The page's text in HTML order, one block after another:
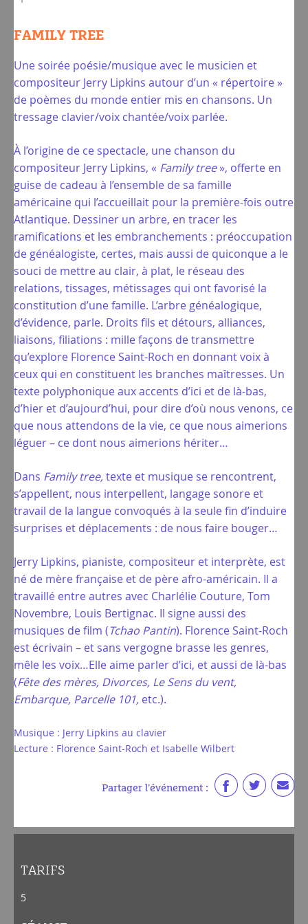
FAMILY TREE
Une soirée poésie/musique avec le musicien et
compositeur Jerry Lipkins autour d’un « répertoire »
de poèmes du monde entier mis en chansons. Un
tressage clavier/voix chantée/voix parlée.
À l’origine de ce spectacle, une chanson du
compositeur Jerry Lipkins, « Family tree», offerte en
guise de cadeau à l’ensemble de sa famille
américaine qui l’accueillait pour la première-fois outre
Atlantique. Dessiner un arbre, en tracer les
ramifications et les embranchements : préoccupation
de généalogiste, certes, mais aussi de quiconque a le
souci de mettre au clair, à plat, le réseau des
relations, tissages, métissages qui ont favorisé la
constitution d’une famille. L’arbre généalogique,
d’évidence, parle. Droits fils et détours, alliances,
liaisons, filiations : mille façons de transmettre
qu’explore Florence Saint-Roch en donnant voix à
ceux qui en constituent les branches maîtresses. Un
texte polyphonique aux accents d’ici et de là-bas,
d’hier et d’aujourd’hui, pour dire d’où nous venons, ce
que nous attendons de la vie, ce que nous aimerions
léguer – ce dont nous aimerions hériter…
Dans Family tree, texte et musique se rencontrent,
s’appellent, nous interpellent, langage sonore et
travail de la langue convoqués à la seule fin d’induire
surprises et déplacements : de nous faire bouger…
Jerry Lipkins, pianiste, compositeur et interprète, est
né de mère française et de père afro-américain. Il a
travaillé entre autres avec Charlélie Couture, Tom
Novembre, Louis Bertignac. Il signe aussi des
musiques de film (Tchao Pantin). Florence Saint-Roch
est écrivain – et sans vergogne brasse les genres,
mêle les voix…Elle aime parler d’ici, et aussi de là-bas
(Fête des mères, Divorces, Le Sens du vent,
Embarque, Parcelle 101, etc.).
Musique : Jerry Lipkins au clavier
Lecture : Florence Saint-Roch et Isabelle Wilbert
Partager l'événement :
TARIFS
5